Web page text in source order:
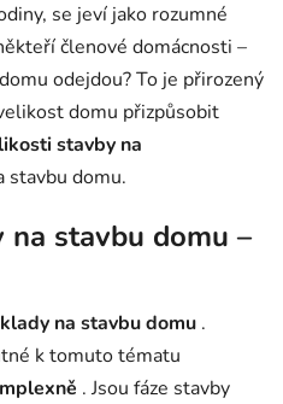
se jeví jako rozumné
členové domácnosti –
odejdou? To je přirozený
domu přizpůsobit
stavby na
stavbu domu.
na stavbu domu –
na stavbu domu .
k tomuto tématu
. Jsou fáze stavby